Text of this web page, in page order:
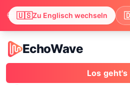
EchoWave
EchoWave
Los
🌐 Wir haben festgestellt, dass dein
🇺🇸Zu Englisch wechseln